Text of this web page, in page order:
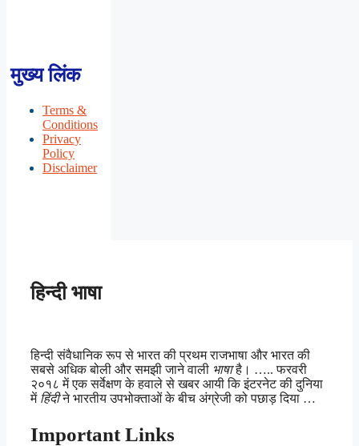
मुख्य लिंक
Terms &
Conditions
Privacy
Policy
Disclaimer
हिन्दी भाषा
हिन्दी संवैधानिक रूप से भारत की प्रथम राजभाषा और भारत की
सबसे अधिक बोली और समझी जाने वाली भाषाहै। ….. फरवरी
२०१८ में एक सर्वेक्षण के हवाले से खबर आयी कि इंटरनेट की दुनिया
में हिंदीने भारतीय उपभोक्ताओं के बीच अंग्रेजी को पछाड़ दिया …
Important Links